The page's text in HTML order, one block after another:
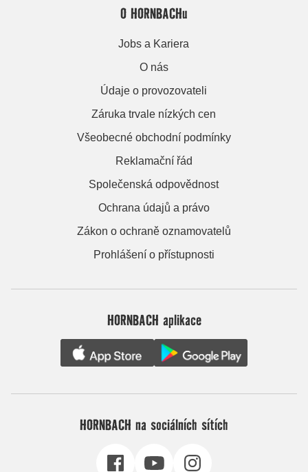
O HORNBACHu
Jobs a Kariera
O nás
Údaje o provozovateli
Záruka trvale nízkých cen
Všeobecné obchodní podmínky
Reklamační řád
Společenská odpovědnost
Ochrana údajů a právo
Zákon o ochraně oznamovatelů
Prohlášení o přístupnosti
HORNBACH aplikace
HORNBACH na sociálních sítích